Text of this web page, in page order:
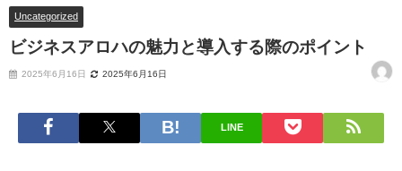
Uncategorized
ビジネスアロハの魅力と導入する際のポイント
2025年6月16日 2025年6月16日
LINE